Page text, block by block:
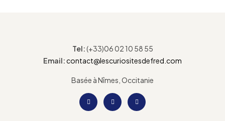
Tel:(+33)06 02 10 58 55
Email:contact@lescuriositesdefred.com
Basée à Nîmes, Occitanie